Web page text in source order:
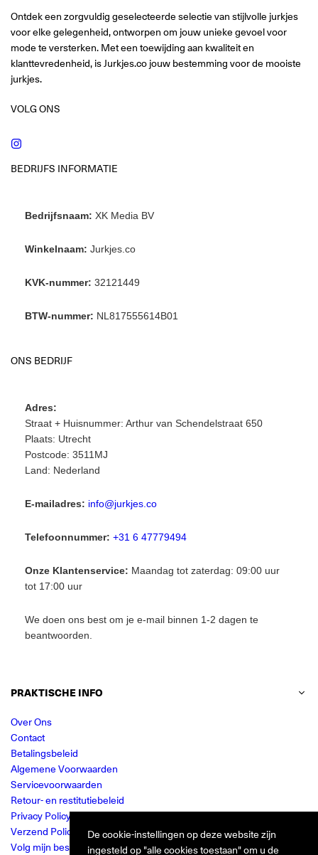
Ontdek een zorgvuldig geselecteerde selectie van stijlvolle jurkjes
voor elke gelegenheid, ontworpen om jouw unieke gevoel voor
mode te versterken. Met een toewijding aan kwaliteit en
klanttevredenheid, is Jurkjes.co jouw bestemming voor de mooiste
jurkjes.
VOLG ONS
BEDRIJFS INFORMATIE
Bedrijfsnaam: XK Media BV
Winkelnaam: Jurkjes.co
KVK-nummer: 32121449
BTW-nummer: NL817555614B01
ONS BEDRIJF
Adres:
Straat + Huisnummer: Arthur van Schendelstraat 650
Plaats: Utrecht
Postcode: 3511MJ
Land: Nederland
E-mailadres: info@jurkjes.co
Telefoonnummer: +31 6 47779494
Onze Klantenservice: Maandag tot zaterdag: 09:00 uur
tot 17:00 uur
We doen ons best om je e-mail binnen 1-2 dagen te
beantwoorden.
PRAKTISCHE INFO
Over Ons
Contact
Betalingsbeleid
Algemene Voorwaarden
Servicevoorwaarden
Retour- en restitutiebeleid
Privacy Policy
Verzend Policy
Volg mijn bestelling
De cookie-instellingen op deze website zijn
ingesteld op "alle cookies toestaan" om u de